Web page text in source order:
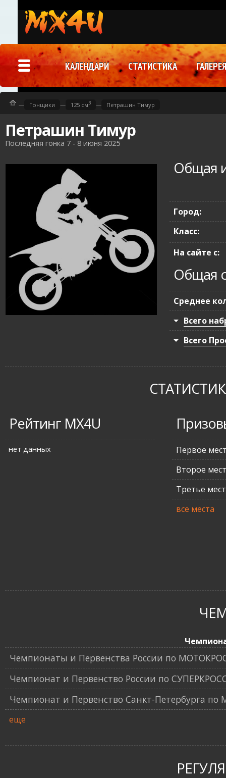
Петрашин Тимур
Последняя гонка 7 - 8 июня 2025
Общая
Город:
Класс:
На сайте с:
Общая
Среднее
Всего
Всего
Рейтинг MX4U
нет данных
Первое
Второе
Третье
все места
Чемпионаты и Первенства России по
Чемпионат и Первенство России по
Чемпионат и Первенство Санкт-Петербурга
еще
— Гонщики — 125 см3 — Петрашин Тимур
КАЛЕНДАРИ СТАТИСТИКА ГАЛЕРЕЯ